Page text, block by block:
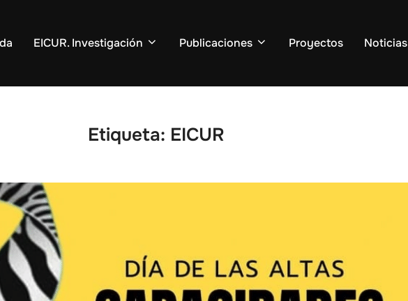
EICUR. Investigación Publicaciones Proyectos Noticias
Etiqueta: EICUR